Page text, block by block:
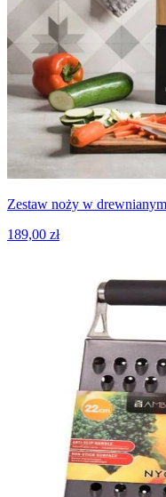
Zestaw noży w
189,00 zł